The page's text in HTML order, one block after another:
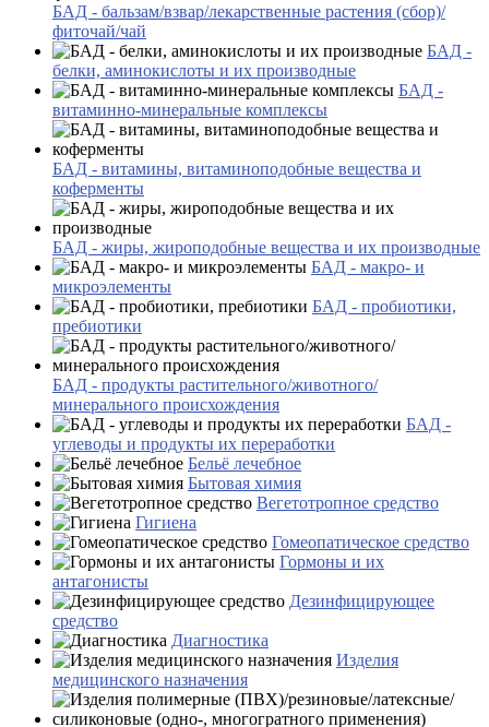
БАД - бальзам/взвар/лекарственные растения (сбор)/
фиточай/чай
БАД -
белки, аминокислоты и их производные
БАД -
витаминно-минеральные комплексы
БАД - витамины, витаминоподобные вещества и
коферменты
БАД - жиры, жироподобные вещества и их производные
БАД - макро- и
микроэлементы
БАД - пробиотики,
пребиотики
БАД - продукты растительного/животного/
минерального происхождения
БАД -
углеводы и продукты их переработки
Бельё лечебное
Бытовая химия
Вегетотропное средство
Гигиена
Гомеопатическое средство
Гормоны и их
антагонисты
Дезинфицирующее
средство
Диагностика
Изделия
медицинского назначения